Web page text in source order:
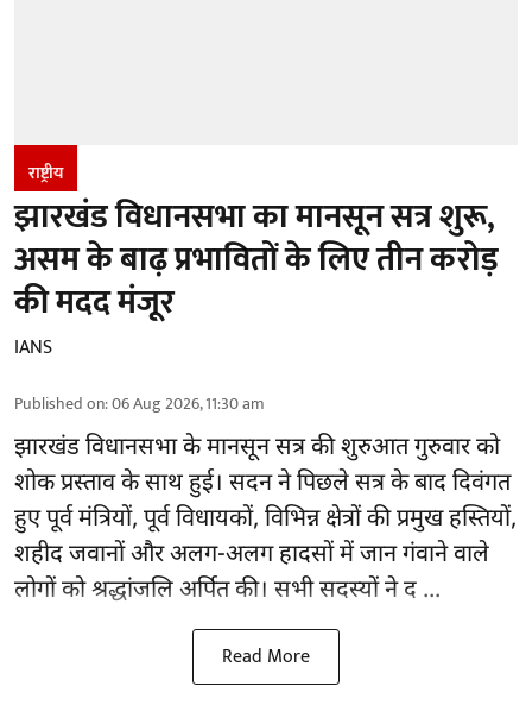
राष्ट्रीय
झारखंड विधानसभा का मानसून सत्र शुरू,
असम के बाढ़ प्रभावितों के लिए तीन करोड़
की मदद मंजूर
IANS
Published on:06 Aug 2026, 11:30 am
झारखंडविधानसभा के मानसून सत्र की शुरुआत गुरुवार को
शोक प्रस्ताव के साथ हुई। सदन ने पिछले सत्र के बाद दिवंगत
हुए पूर्व मंत्रियों, पूर्व विधायकों, विभिन्न क्षेत्रों की प्रमुख हस्तियों,
शहीद जवानों और अलग-अलग हादसों में जान गंवाने वाले
लोगों को श्रद्धांजलि अर्पित की। सभी सदस्यों ने द ...
Read More